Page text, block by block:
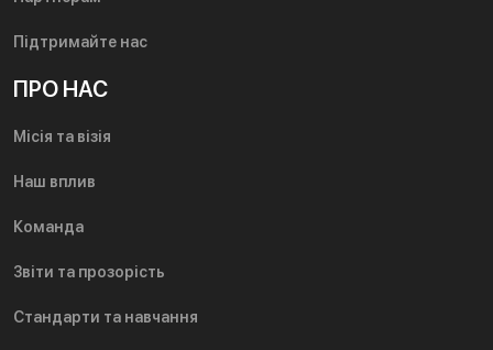
Підтримайте нас
ПРО НАС
Місія та візія
Наш вплив
Команда
Звіти та прозорість
Стандарти та навчання